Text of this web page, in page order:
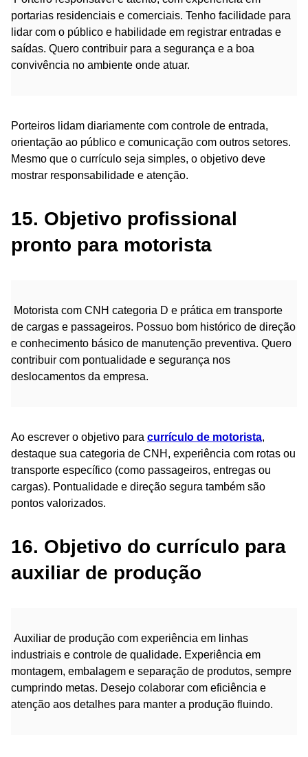
portarias residenciais e comerciais. Tenho facilidade para
lidar com o público e habilidade em registrar entradas e
saídas. Quero contribuir para a segurança e a boa
convivência no ambiente onde atuar.
Porteiros lidam diariamente com controle de entrada,
orientação ao público e comunicação com outros setores.
Mesmo que o currículo seja simples, o objetivo deve
mostrar responsabilidade e atenção.
15. Objetivo profissional
pronto para motorista
Motorista com CNH categoria D e prática em transporte
de cargas e passageiros. Possuo bom histórico de direção
e conhecimento básico de manutenção preventiva. Quero
contribuir com pontualidade e segurança nos
deslocamentos da empresa.
Ao escrever o objetivo para currículo de motorista,
destaque sua categoria de CNH, experiência com rotas ou
transporte específico (como passageiros, entregas ou
cargas). Pontualidade e direção segura também são
pontos valorizados.
16. Objetivo do currículo para
auxiliar de produção
Auxiliar de produção com experiência em linhas
industriais e controle de qualidade. Experiência em
montagem, embalagem e separação de produtos, sempre
cumprindo metas. Desejo colaborar com eficiência e
atenção aos detalhes para manter a produção fluindo.